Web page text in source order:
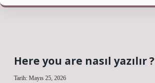
Here you are nasıl yazılır ?
Tarih: Mayıs 25, 2026